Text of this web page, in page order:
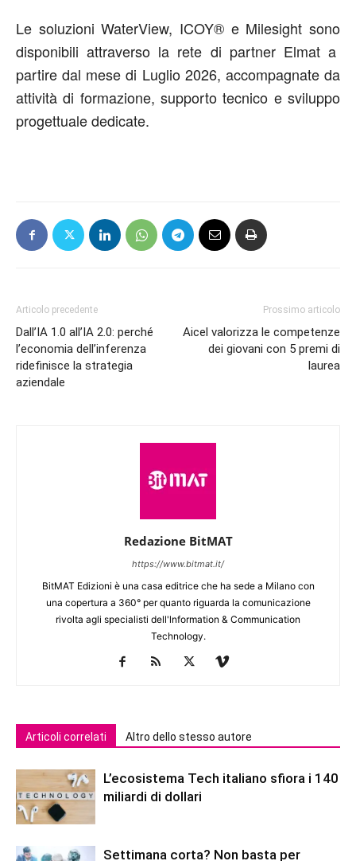
Le soluzioniWaterView, ICOY® e Milesight sono
disponibili attraverso la rete di partner Elmat a
partire dal mese di Luglio 2026, accompagnate da
attività di formazione, supporto tecnico e sviluppo
progettuale dedicate.
Articolo precedente
Dall’IA 1.0 all’IA 2.0: perché
l’economia dell’inferenza
ridefinisce la strategia
aziendale
Prossimo articolo
Aicel valorizza le competenze
dei giovani con 5 premi di
laurea
Redazione BitMAT
https://www.bitmat.it/
BitMAT Edizioni è una casa editrice che ha sede a Milano con
una copertura a 360° per quanto riguarda la comunicazione
rivolta agli specialisti dell'lnformation & Communication
Technology.
Articoli correlati Altro dello stesso autore
L’ecosistema Tech italiano sfiora i 140
miliardi di dollari
Settimana corta? Non basta per